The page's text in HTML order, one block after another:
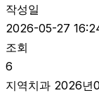
작성일
2026-05-27
조회
6
지역치과 2026년